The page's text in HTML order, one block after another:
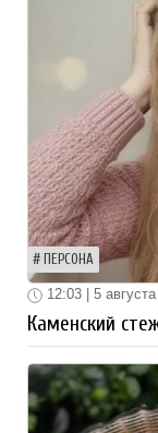
ПЕРСОНА
12:03 | 5 августа
Каменский